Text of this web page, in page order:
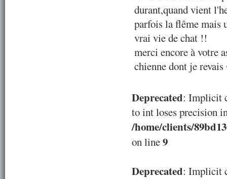
durant,quand vient
parfois la flême mais
vrai vie de chat !!
merci encore à votre
chienne dont je
Deprecated: Implicit
to int loses precision
/home/clients/
on line9
Deprecated: Implicit